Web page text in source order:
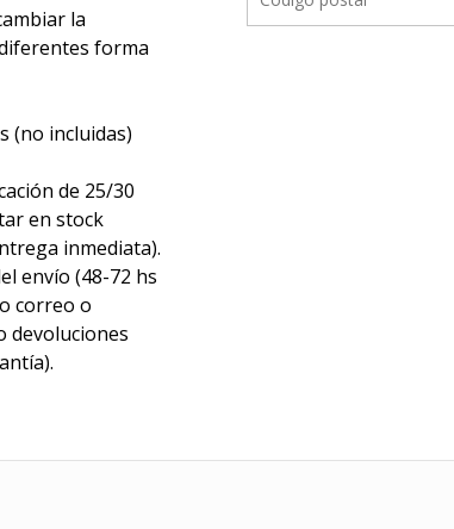
la
forma
(no incluidas)
de 25/30
en stock
inmediata).
envío (48-72 hs
correo o
devoluciones